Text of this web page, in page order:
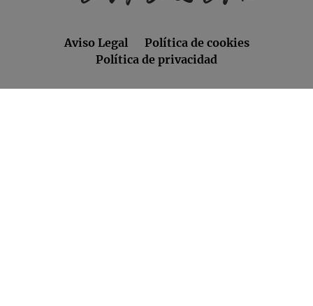
Aviso Legal
Política de cookies
Política de privacidad